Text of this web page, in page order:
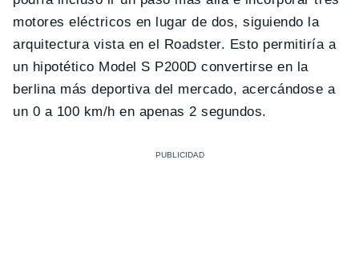
motores eléctricos en lugar de dos, siguiendo la
arquitectura vista en el Roadster. Esto permitiría a
un hipotético Model S P200D convertirse en la
berlina más deportiva del mercado, acercándose a
un 0 a 100 km/h en apenas 2 segundos.